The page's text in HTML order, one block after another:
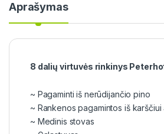
Aprašymas
8 dalių virtuvės rinkinys
~ Pagaminti iš nerūdijančio pino
~ Rankenos pagamintos iš
~ Medinis stovas